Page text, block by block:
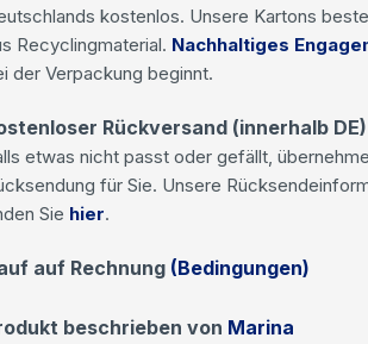
kostenlos. Unsere Kartons
Recyclingmaterial. Nachhaltiges
der Verpackung beginnt.
Rückversand (innerhalb DE)
etwas nicht passt oder gefällt,
für Sie. Unsere
Sie hier.
auf Rechnung (Bedingungen)
beschrieben von Marina